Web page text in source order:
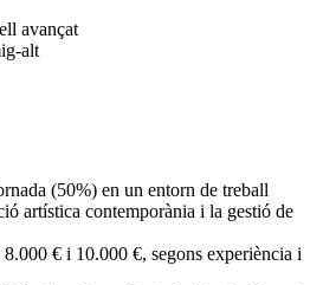
avançat
alt
(50%) en un entorn de treball
artística contemporània i la gestió de
8.000 € i 10.000 €, segons experiència i